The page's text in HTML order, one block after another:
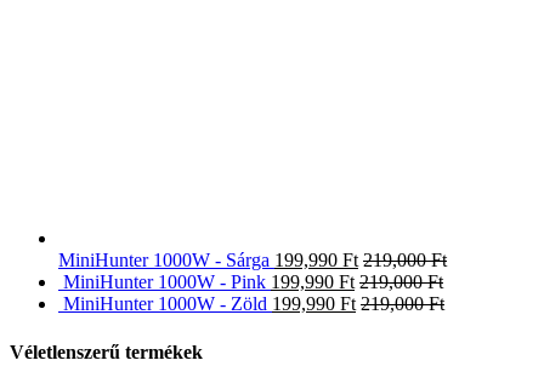
MiniHunter 1000W - Sárga 199,990 Ft 219,000Ft
MiniHunter 1000W - Pink 199,990 Ft 219,000Ft
MiniHunter 1000W - Zöld 199,990 Ft 219,000Ft
Véletlenszerű termékek